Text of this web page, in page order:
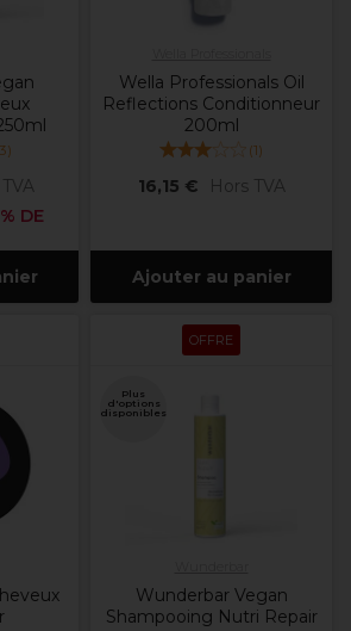
3)
DE
Wella Professionals Oil
Reflections Conditionneur
200ml
(1)
16,15 € Hors TVA
Ajouter au panier
OFFRE
Plus
d'options
disponibles
Wunderbar Vegan
Shampooing Nutri Repair